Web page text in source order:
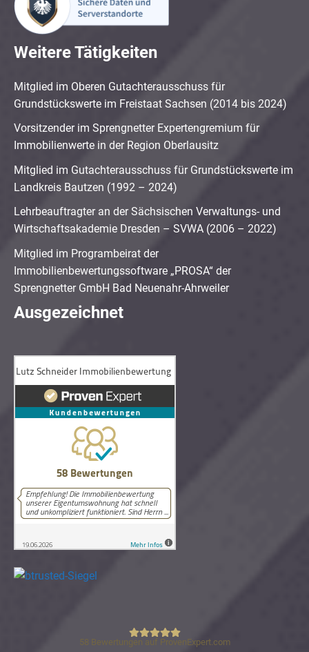
Weitere Tätigkeiten
Mitglied im Oberen Gutachterausschuss für
Grundstückswerte im Freistaat Sachsen (2014 bis 2024)
Vorsitzender im Sprengnetter Expertengremium für
Immobilienwerte in der Region Oberlausitz
Mitglied im Gutachterausschuss für Grundstückswerte im
Landkreis Bautzen (1992 – 2024)
Lehrbeauftragter an der Sächsischen Verwaltungs- und
Wirtschaftsakademie Dresden – SVWA (2006 – 2022)
Mitglied im Programbeirat der
Immobilienbewertungssoftware „PROSA“ der
Sprengnetter GmbH Bad Neuenahr-Ahrweiler
Ausgezeichnet
58 Bewertungen auf ProvenExpert.com